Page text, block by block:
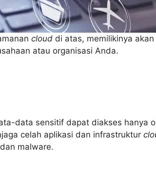
cloud di atas, memilikinya akan
atau organisasi Anda.
data sensitif dapat diakses hanya
celah aplikasi dan infrastruktur
malware.